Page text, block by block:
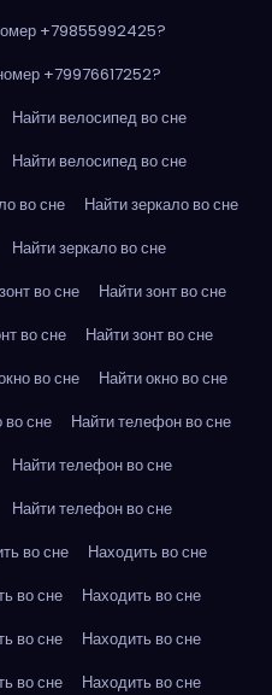
+79855992425?
+79976617252?
Найти велосипед во сне
Найти велосипед во сне
во сне
Найти зеркало во сне
Найти зеркало во сне
во сне
Найти зонт во сне
во сне
Найти зонт во сне
во сне
Найти окно во сне
во сне
Найти телефон во сне
Найти телефон во сне
Найти телефон во сне
во сне
Находить во сне
во сне
Находить во сне
во сне
Находить во сне
во сне
Находить во сне